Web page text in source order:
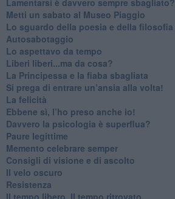
​Metti un sabato al Museo Piaggio
​Lo sguardo della poesia e della filosofia
Autosabotaggio
​Lo aspettavo da tempo
​Liberi liberi...ma da cosa?
​La Principessa e la fiaba sbagliata
Si prega di entrare un’ansia alla volta!
​La felicità
​Ebbene sì, l’ho preso anche io!
​Davvero la psicologia è superflua?
Paure legittime
​Memento celebrare semper
​Consigli di visione e di ascolto
​Il velo oscuro
Resistenza
​Il tempo libero. Il tempo ritrovato.